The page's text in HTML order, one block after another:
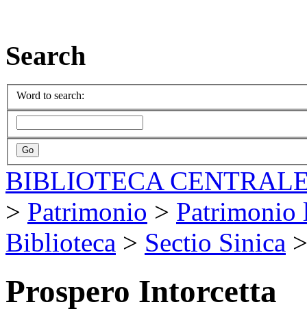
Search
Word to search:
BIBLIOTECA
> Patrimonio > Patrimonio
Biblioteca > Sectio Sinica
Prospero Intorcetta